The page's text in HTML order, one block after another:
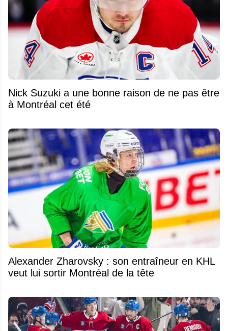
Nick Suzuki a une bonne raison de ne pas être
à Montréal cet été
Alexander Zharovsky : son entraîneur en KHL
veut lui sortir Montréal de la tête